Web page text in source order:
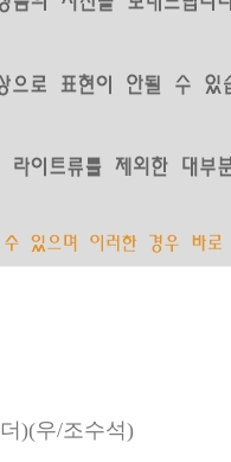
)(우/조수석)